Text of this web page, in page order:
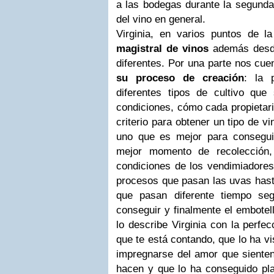
a las bodegas durante la
del vino en general.
Virginia, en varios puntos de
magistral de vinos además
diferentes. Por una parte nos
su proceso de creación: la
diferentes tipos de cultivo
condiciones, cómo cada
criterio para obtener un tipo de
uno que es mejor para
mejor momento de
condiciones de los
procesos que pasan las uvas
que pasan diferente tiempo
conseguir y finalmente el
lo describe Virginia con la
que te está contando, que lo ha
impregnarse del amor que
hacen y que lo ha conseguido